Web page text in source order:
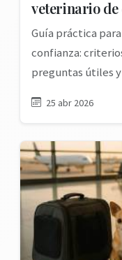
veterinario de
Guía práctica
confianza:
preguntas útiles y
25 abr 2026